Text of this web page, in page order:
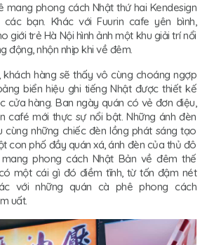
mang phong cách Nhật thứ hai Kendesign
bạn. Khác với Fuurin cafe yên bình,
giới trẻ Hà Nội hình ảnh một khu giải trí nổi
động, nhộn nhịp khi về đêm.
hàng sẽ thấy vô cùng choáng ngợp
biển hiệu ghi tiếng Nhật được thiết kế
cửa hàng. Ban ngày quán có vẻ đơn điệu,
café mới thực sự nổi bật. Những ánh đèn
cùng những chiếc đèn lồng phát sáng tạo
con phố đầy quán xá, ánh đèn của thủ đô
mang phong cách Nhật Bản về đêm thế
một cái gì đó điềm tĩnh, từ tốn đậm nét
với những quán cà phê phong cách
uất.